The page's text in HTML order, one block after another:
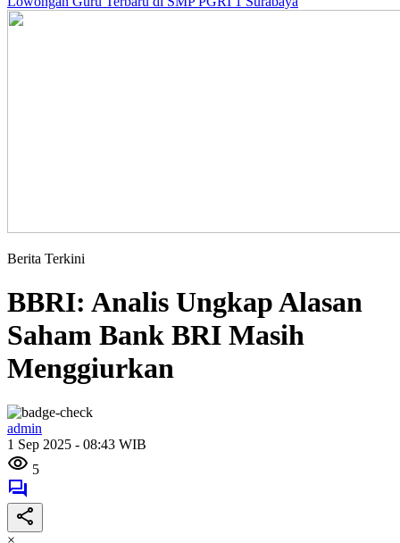
Berita Terkini
BBRI: Analis Ungkap Alasan
Saham Bank BRI Masih
Menggiurkan
admin
1 Sep 2025 - 08:43 WIB
5
×